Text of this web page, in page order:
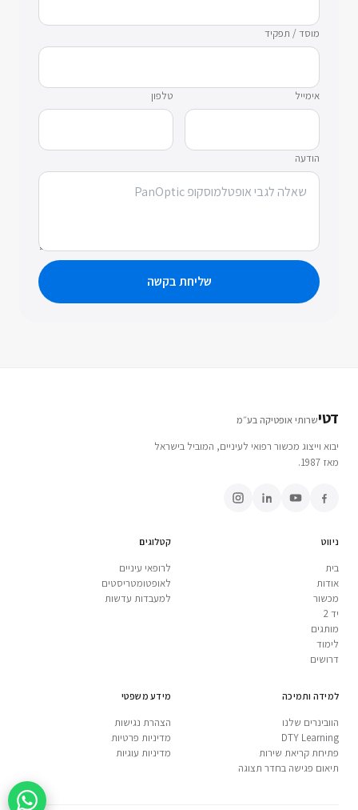
מוסד / תפקיד
אימייל טלפון
הודעה
שליחת בקשה
דטישרותי אופטיקה בע״מ
יבוא וייצוג מכשור רפואי לעיניים, המוביל בישראל
מאז 1987.
ניווט
בית
אודות
מכשור
יד 2
מותגים
לימוד
דרושים
קטלוגים
לרופאי עיניים
לאופטומטריסטים
למעבדות עדשות
למידה ותמיכה
הוובינרים שלנו
DTY Learning
פתיחת קריאת שירות
תיאום פגישה בחדר תצוגה
מידע משפטי
הצהרת נגישות
מדיניות פרטיות
מדיניות עוגיות